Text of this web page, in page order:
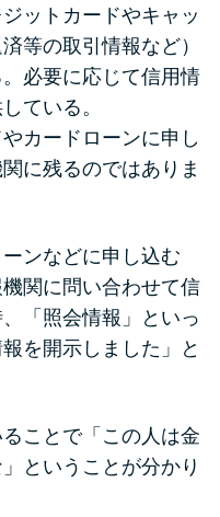
ットカードやキャッ
等の取引情報など）
必要に応じて信用情
ている。
カードローンに申し
に残るのではありま
ンなどに申し込む
関に問い合わせて信
「照会情報」といっ
を開示しました」と
ことで「この人は金
ということが分かり